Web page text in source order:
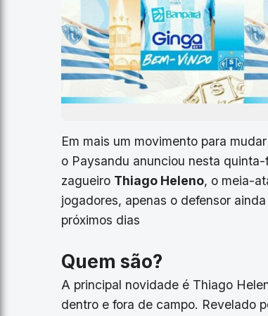
Em mais um movimento para
o Paysandu anunciou nesta
zagueiro Thiago Heleno, o meia-
jogadores, apenas o defensor
próximos dias
Quem são?
A principal novidade é Thiago
dentro e fora de campo. Revelado